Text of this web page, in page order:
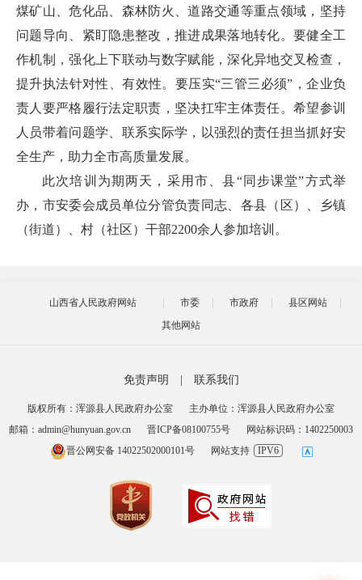
煤矿山、危化品、森林防火、道路交通等重点领域，坚持
问题导向、紧盯隐患整改，推进成果落地转化。要健全工
作机制，强化上下联动与数字赋能，深化异地交叉检查，
提升执法针对性、有效性。要压实“三管三必须”，企业负
责人要严格履行法定职责，坚决扛牢主体责任。希望参训
人员带着问题学、联系实际学，以强烈的责任担当抓好安
全生产，助力全市高质量发展。
此次培训为期两天，采用市、县“同步课堂”方式举
办，市安委会成员单位分管负责同志、各县（区）、乡镇
（街道）、村（社区）干部2200余人参加培训。
山西省人民政府网站 市委 市政府
县区网站
其他网站
免责声明 联系我们
版权所有：浑源县人民政府办公室
主办单位：浑源县人民政府办公室
邮箱：admin@hunyuan.gov.cn
晋ICP备08100755号
网站标识码：1402250003
晋公网安备 14022502000101号
网站支持 IPV6